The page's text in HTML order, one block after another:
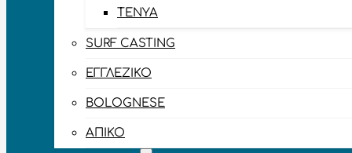
TENYA
SURF CASTING
ΕΓΓΛΈΖΙΚΟ
BOLOGNESE
ΑΠΊΚΟ